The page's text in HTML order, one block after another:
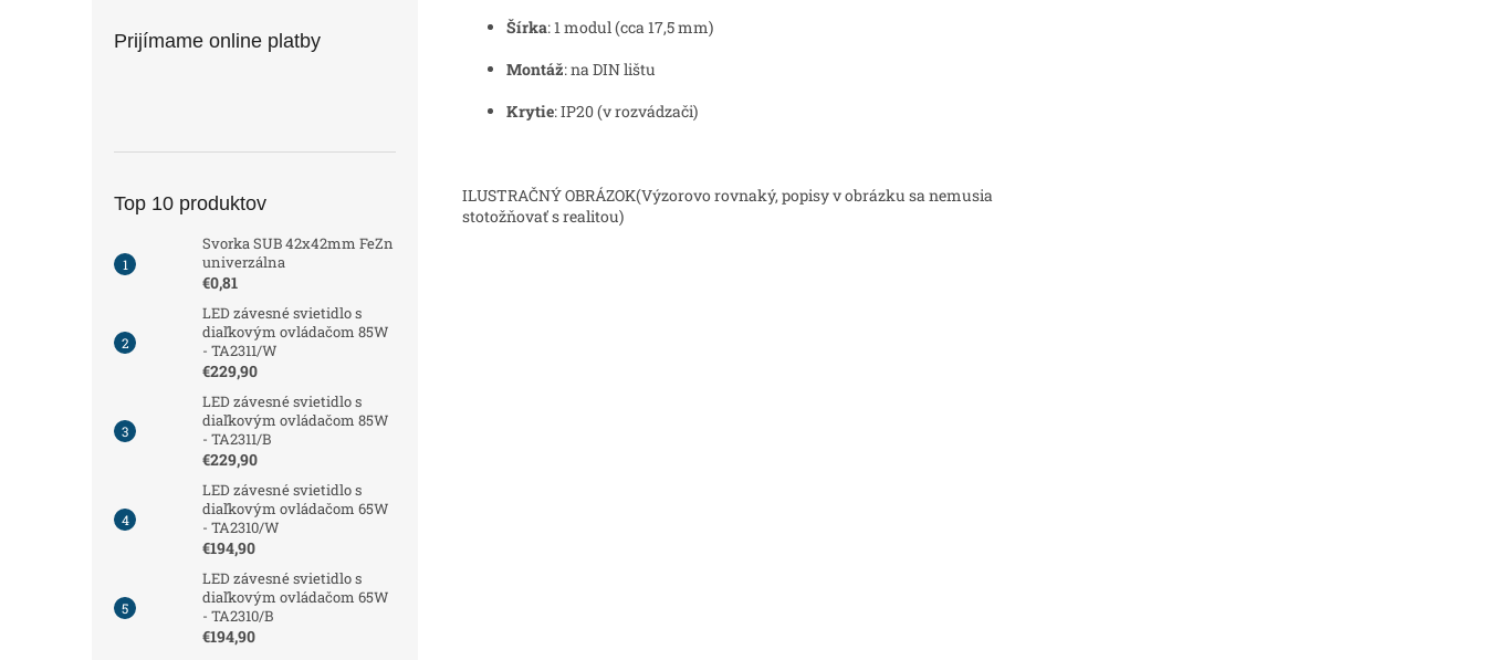
Prijímame online platby
Top 10 produktov
Svorka SUB 42x42mm FeZn
univerzálna
€0,81
LED závesné svietidlo s
diaľkovým ovládačom 85W
- TA2311/W
€229,90
LED závesné svietidlo s
diaľkovým ovládačom 85W
- TA2311/B
€229,90
LED závesné svietidlo s
diaľkovým ovládačom 65W
- TA2310/W
€194,90
LED závesné svietidlo s
diaľkovým ovládačom 65W
- TA2310/B
€194,90
Šírka: 1 modul (cca 17,5 mm)
Montáž: na DIN lištu
Krytie: IP20 (v rozvádzači)
ILUSTRAČNÝ OBRÁZOK(Výzorovo rovnaký, popisy v obrázku sa nemusia
stotožňovať s realitou)